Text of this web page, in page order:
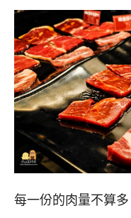
每一份的肉量不算